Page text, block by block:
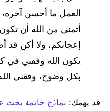
العمل ما أحسن
أتمنى من الله أن
إعجابكم، ولا أكن قد
يكون الله وفقني في
بكل وضوح، وفقني
قد يهمك: نماذج خاتمة بحث